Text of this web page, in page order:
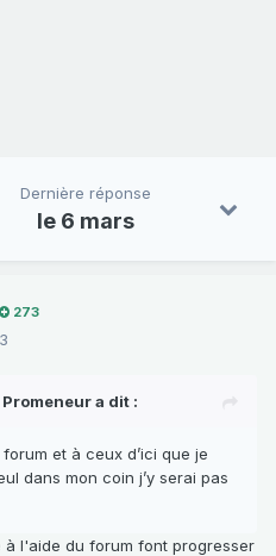
Dernière réponse
le 6 mars
273
Promeneura dit :
et à ceux d’ici que je
dans mon coin j’y serai pas
l'aide du forum font progresser